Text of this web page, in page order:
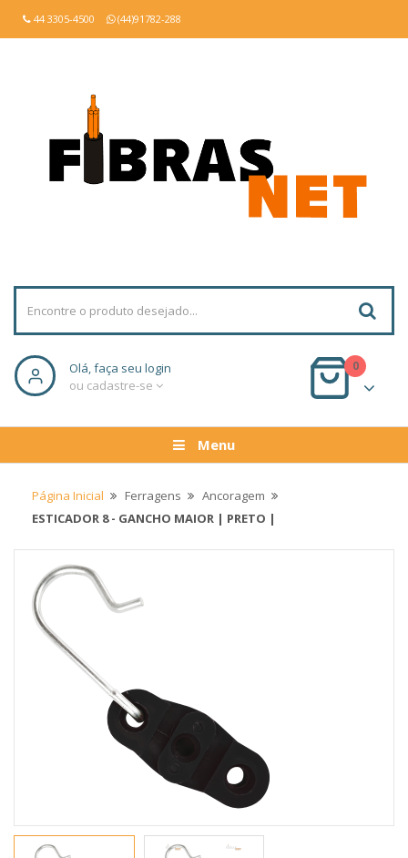
44 3305-4500 (44)91782-288
Olá, faça seu login
ou cadastre-se
0
Menu
Página Inicial Ferragens
Ancoragem
ESTICADOR 8 - GANCHO MAIOR | PRETO |